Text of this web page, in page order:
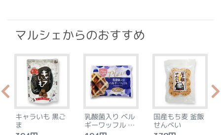
マルシェからのおすすめ
キャラいも 黒ご
ま
乳酸菌入り ベル
ギーワッフル プ
国産もち麦 釜飯
せんべい